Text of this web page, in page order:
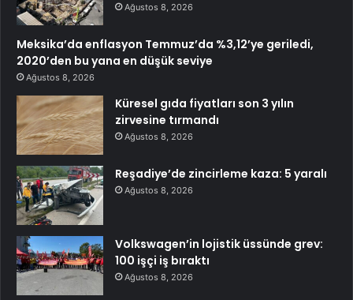
Ağustos 8, 2026
Meksika’da enflasyon Temmuz’da %3,12’ye geriledi,
2020’den bu yana en düşük seviye
Ağustos 8, 2026
Küresel gıda fiyatları son 3 yılın
zirvesine tırmandı
Ağustos 8, 2026
Reşadiye’de zincirleme kaza: 5 yaralı
Ağustos 8, 2026
Volkswagen’in lojistik üssünde grev:
100 işçi iş bıraktı
Ağustos 8, 2026